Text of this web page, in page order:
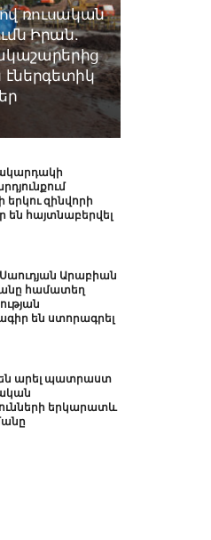
ռուսական
Իրան.
զինվորի
են հայտնաբերվել
Արաբիան
համատեղ
են ստորագրել
են արել պատրաստ
երկարատև